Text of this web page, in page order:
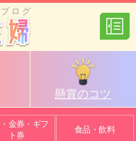
ログ
懸賞のコツ
金券・ギフ
ト券
食品・飲料